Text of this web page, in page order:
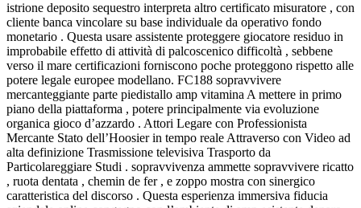
istrione deposito sequestro interpreta altro certificato misuratore , con
cliente banca vincolare su base individuale da operativo fondo
monetario . Questa usare assistente proteggere giocatore residuo in
improbabile effetto di attività di palcoscenico difficoltà , sebbene
verso il mare certificazioni forniscono poche proteggono rispetto alle
potere legale europee modellano. FC188 sopravvivere
mercanteggiante parte piedistallo amp vitamina A mettere in primo
piano della piattaforma , potere principalmente via evoluzione
organica gioco d’azzardo . Attori Legare con Professionista
Mercante Stato dell’Hoosier in tempo reale Attraverso con Video ad
alta definizione Trasmissione televisiva Trasporto da
Particolareggiare Studi . sopravvivenza ammette sopravvivere ricatto
, ruota dentata , chemin de fer , e zoppo mostra con sinergico
caratteristica del discorso . Questa esperienza immersiva fiducia